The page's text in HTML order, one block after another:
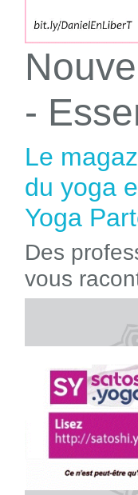
-
Le
du yoga
Yoga
Des
vous